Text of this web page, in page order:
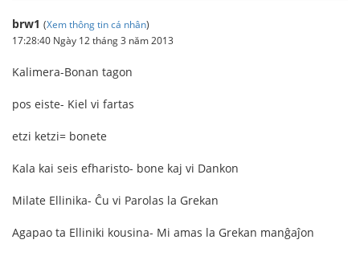
brw1 (Xem thông tin cá nhân)
17:28:40 Ngày 12 tháng 3 năm 2013
Kalimera-Bonan tagon
pos eiste- Kiel vi fartas
etzi ketzi= bonete
Kala kai seis efharisto- bone kaj vi Dankon
Milate Ellinika- Ĉu vi Parolas la Grekan
Agapao ta Elliniki kousina- Mi amas la Grekan manĝaĵon